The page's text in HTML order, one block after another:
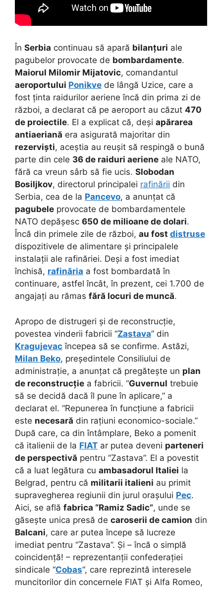
În Serbia continuau să apară bilanțuri ale
pagubelor provocate de bombardamente.
Maiorul Milomir Mijatovic, comandantul
aeroportului Ponikve de lângă Uzice, care a
fost ținta raidurilor aeriene încă din prima zi de
război, a declarat că pe aeroport au căzut 470
de proiectile. El a explicat că, deși apărarea
antiaeriană era asigurată majoritar din
rezerviști, aceștia au reușit să respingă o bună
parte din cele 36 de raiduri aeriene ale NATO,
fără ca vreun sârb să fie ucis. Slobodan
Bosiljkov, directorul principalei rafinării din
Serbia, cea de la Pancevo, a anunțat că
pagubele provocate de bombardamentele
NATO depășesc 650 de milioane de dolari.
Încă din primele zile de război, au fost distruse
dispozitivele de alimentare și principalele
instalații ale rafinăriei. Deși a fost imediat
închisă, rafinăria a fost bombardată în
continuare, astfel încât, în prezent, cei 1.700 de
angajați au rămas fără locuri de muncă.
Apropo de distrugeri și de reconstrucție,
povestea vinderii fabricii “Zastava” din
Kragujevac începea să se confirme. Astăzi,
Milan Beko, președintele Consiliului de
administrație, a anunțat că pregătește un plan
de reconstrucție a fabricii. “Guvernul trebuie
să se decidă dacă îl pune în aplicare,” a
declarat el. “Repunerea în funcțiune a fabricii
este necesară din rațiuni economico-sociale.”
După care, ca din întâmplare, Beko a pomenit
că italienii de la FIAT ar putea deveni parteneri
de perspectivă pentru “Zastava”. El a povestit
că a luat legătura cu ambasadorul Italiei la
Belgrad, pentru că militarii italieni au primit
supravegherea regiunii din jurul orașului Pec.
Aici, se află fabrica “Ramiz Sadic”, unde se
găsește unica presă de caroserii de camion din
Balcani, care ar putea începe să lucreze
imediat pentru “Zastava”. Și – încă o simplă
coincidență! – reprezentanții confederației
sindicale “Cobas“, care reprezintă interesele
muncitorilor din concernele FIAT și Alfa Romeo,